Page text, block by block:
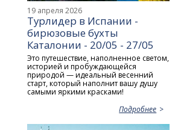
19 апреля 2026
Турлидер в Испании -
бирюзовые бухты
Каталонии - 20/05 - 27/05
Это путешествие, наполненное светом,
историей и пробуждающейся
природой — идеальный весенний
старт, который наполнит вашу душу
самыми яркими красками!
Подробнее